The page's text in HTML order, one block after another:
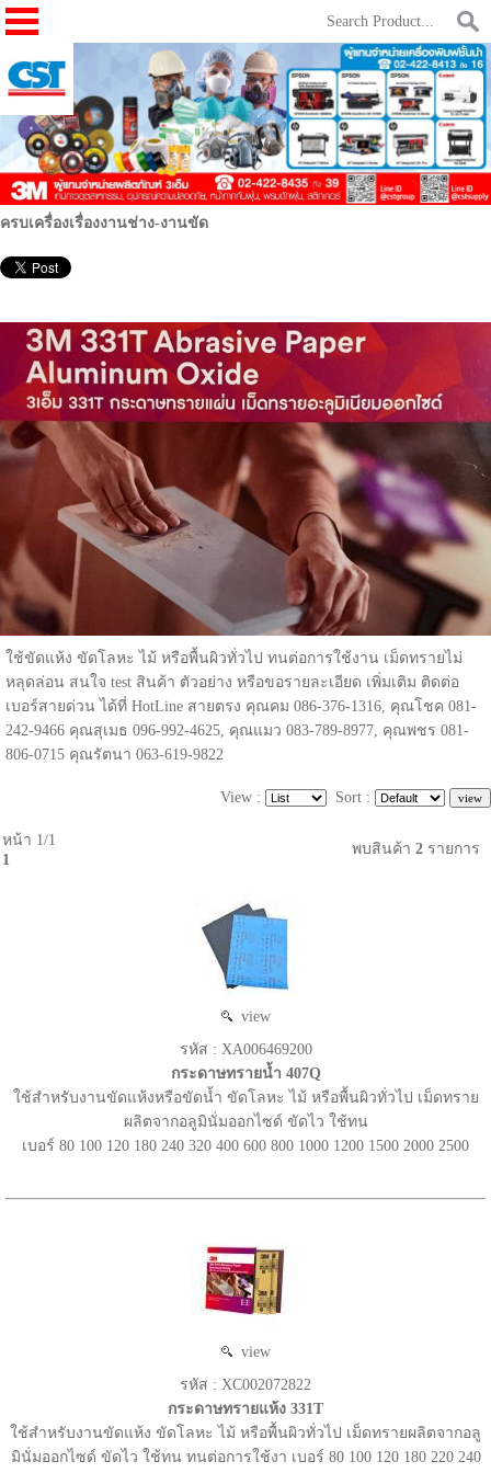
ครบเครื่องเรื่องงานช่าง-งานขัด
ใช้ขัดแห้ง ขัดโลหะ ไม้ หรือพื้นผิวทั่วไป ทนต่อการใช้งาน เม็ดทรายไม่
หลุดล่อน สนใจ test สินค้า ตัวอย่าง หรือขอรายละเอียด เพิ่มเติม ติดต่อ
เบอร์สายด่วน ได้ที่ HotLine สายตรง คุณคม 086-376-1316, คุณโชค 081-
242-9466 คุณสุเมธ 096-992-4625, คุณแมว 083-789-8977, คุณพชร 081-
806-0715 คุณรัตนา 063-619-9822
View : Sort :
หน้า 1/1
1
พบสินค้า 2 รายการ
view
รหัส : XA006469200
กระดาษทรายน้ำ 407Q
ใช้สำหรับงานขัดแห้งหรือขัดน้ำ ขัดโลหะ ไม้ หรือพื้นผิวทั่วไป เม็ดทราย
ผลิตจากอลูมินั่มออกไซด์ ขัดไว ใช้ทน
เบอร์ 80 100 120 180 240 320 400 600 800 1000 1200 1500 2000 2500
view
รหัส : XC002072822
กระดาษทรายแห้ง 331T
ใช้สำหรับงานขัดแห้ง ขัดโลหะ ไม้ หรือพื้นผิวทั่วไป เม็ดทรายผลิตจากอลู
มินั่มออกไซด์ ขัดไว ใช้ทน ทนต่อการใช้งา เบอร์ 80 100 120 180 220 240